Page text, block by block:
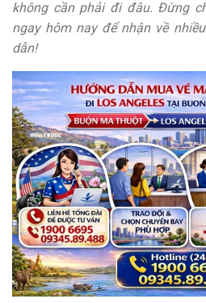
không cần phải đi đâu. Đừng
ngay hôm nay để nhận về
dẫn!